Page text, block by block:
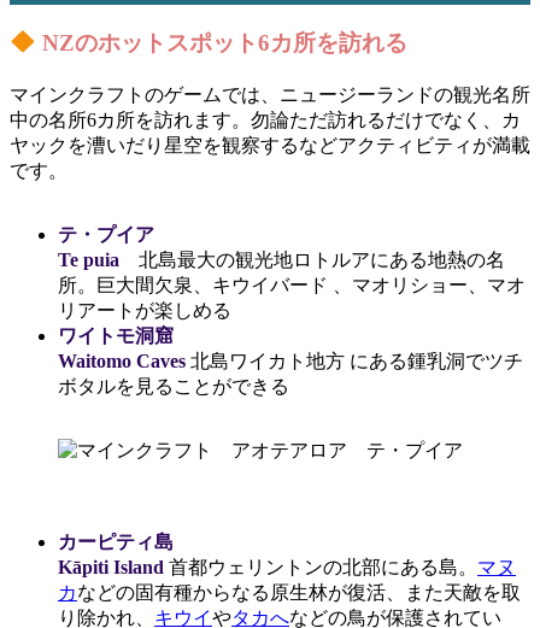
NZのホットスポット6カ所を訪れる
マインクラフトのゲームでは、ニュージーランドの観光名所
中の名所6カ所を訪れます。勿論ただ訪れるだけでなく、カ
ヤックを漕いだり星空を観察するなどアクティビティが満載
です。
テ・プイア
Te puia 北島最大の観光地ロトルアにある地熱の名
所。巨大間欠泉、キウイバード 、マオリショー、マオ
リアートが楽しめる
ワイトモ洞窟
Waitomo Caves 北島ワイカト地方 にある鍾乳洞でツチ
ボタルを見ることができる
カーピティ島
Kāpiti Island 首都ウェリントンの北部にある島。 マヌ
カなどの固有種からなる原生林が復活、また天敵を取
り除かれ、 キウイやタカへなどの鳥が保護されてい